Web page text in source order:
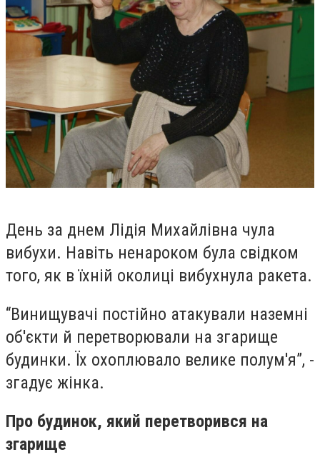
День за днем Лідія Михайлівна чула
вибухи. Навіть ненароком була свідком
того, як в їхній околиці вибухнула ракета.
“Винищувачі постійно атакували наземні
об'єкти й перетворювали на згарище
будинки. Їх охоплювало велике полум'я”, -
згадує жінка.
Про будинок, який перетворився на
згарище